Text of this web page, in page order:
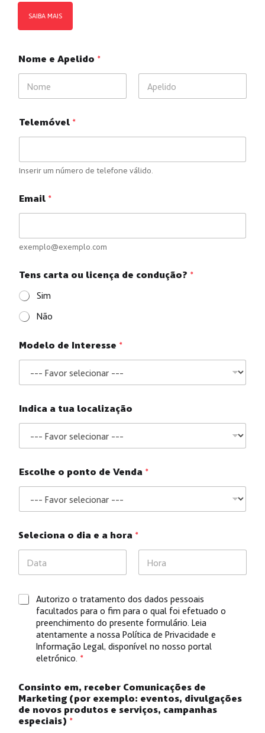
SAIBA MAIS
Nome e Apelido *
Telemóvel *
Inserir um número de telefone válido.
Email *
exemplo@exemplo.com
Tens carta ou licença de condução? *
Sim
Não
Modelo de Interesse *
Indica a tua localização
Escolhe o ponto de Venda *
Seleciona o dia e a hora *
G
Autorizo o tratamento dos dados pessoais
facultados para o fim para o qual foi efetuado o
preenchimento do presente formulário. Leia
atentamente a nossa Política de Privacidade e
Informação Legal, disponível no nosso portal
eletrónico. *
Consinto em, receber Comunicações de
Marketing (por exemplo: eventos, divulgações
de novos produtos e serviços, campanhas
especiais) *